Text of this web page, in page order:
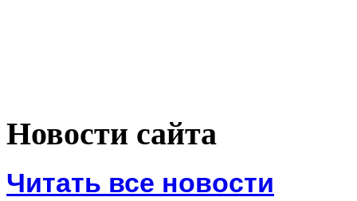
Новости сайта
Читать все новости